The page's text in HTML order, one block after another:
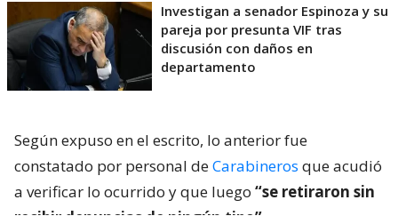
Investigan a senador Espinoza y su
pareja por presunta VIF tras
discusión con daños en
departamento
Según expuso en el escrito, lo anterior fue
constatado por personal deCarabineros que acudió
a verificar lo ocurrido y que luego “se retiraron sin